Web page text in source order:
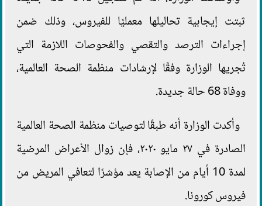
ثبتت إيجابية تحاليلها معمليًا للفيروس، وذلك ضمن
إجراءات الترصد والتقصي والفحوصات اللازمة التي
تُجريها الوزارة وفقًا لإرشادات منظمة الصحة العالمية،
ووفاة 68 حالة جديدة.
وأكدت الوزارة أنه طبقًا لتوصيات منظمة الصحة العالمية
الصادرة في ٢٧ مايو ٢٠٢٠، فإن زوال الأعراض المرضية
لمدة 10 أيام من الإصابة يعد مؤشرًا لتعافي المريض من
فيروس كورونا.